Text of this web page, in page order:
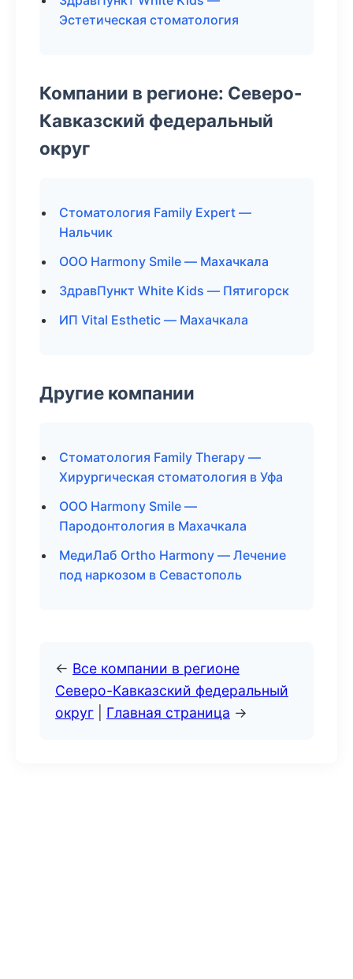
Эстетическая стоматология
Компании в регионе: Северо-
Кавказский федеральный
округ
Стоматология Family Expert —
Нальчик
ООО Harmony Smile — Махачкала
ЗдравПункт White Kids — Пятигорск
ИП Vital Esthetic — Махачкала
Другие компании
Стоматология Family Therapy —
Хирургическая стоматология в Уфа
ООО Harmony Smile —
Пародонтология в Махачкала
МедиЛаб Ortho Harmony — Лечение
под наркозом в Севастополь
← Все компании в регионе
Северо-Кавказский федеральный
округ
Главная страница →